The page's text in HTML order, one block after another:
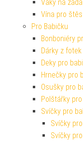
Vaky na
Vína pro
Pro Babičku
Bonboniéry
Dárky z
Deky pro
Hrnečky pro
Osušky pro
Polštářky
Svíčky pro
Svíčky
Svíčky